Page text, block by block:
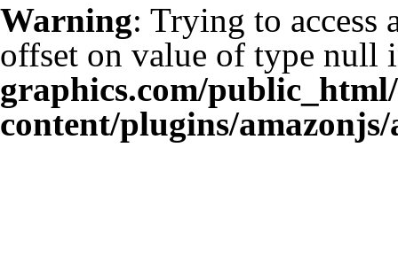
Warning: Trying to access
offset on value of type null
graphics.com/
content/plugins/